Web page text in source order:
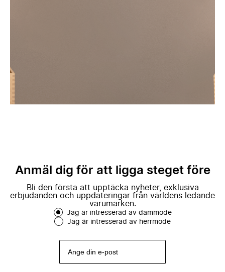
Anmäl dig för att ligga steget före
Bli den första att upptäcka nyheter, exklusiva
erbjudanden och uppdateringar från världens ledande
varumärken.
Jag är intresserad av dammode
Jag är intresserad av herrmode